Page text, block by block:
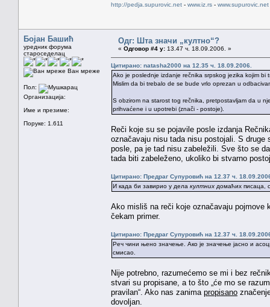
http://pedja.supurovic.net - www.iz.rs - www.supurovic.net
Бојан Башић
уредник форума
староседелац
Ван мреже
Пол:
Организација:
Име и презиме:
Поруке: 1.611
Одг: Шта значи „култно“?
« Одговор #4 у: 13.47 ч. 18.09.2006. »
Цитирано: natasha2000 на 12.35 ч. 18.09.2006.
Ako je poslednje izdanje rečnika srpskog jezika kojim
Mislim da bi trebalo de se bude vrlo oprezan u
S obzirom na starost tog rečnika, pretpostavljam da u
prihvaćene i u upotrebi (znači - postoje).
Reči koje su se pojavile posle izdanja
označavaju nisu tada nisu postojali. S
posle, pa je tad nisu zabeležili. Sve što se
tada biti zabeleženo, ukoliko bi stvarno
Цитирано: Предраг Супуровић на 12.37 ч.
И када би завирио у дела култних домаћих писаца,
Ako misliš na reči koje označavaju pojmove
čekam primer.
Цитирано: Предраг Супуровић на 12.37 ч.
Реч чини њено значење. Ако је значење јасно и
смисао.
Nije potrebno, razumećemo se mi i bez
stvari su propisane, a to što „će mo se
pravilan“. Ako nas zanima propisano
dovoljan.